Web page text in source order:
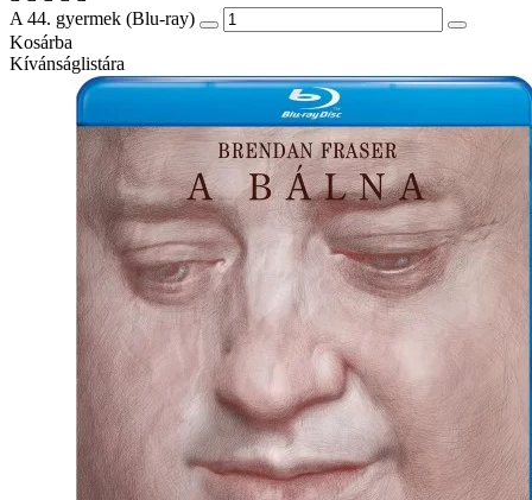
A 44. gyermek (Blu-ray)
Kosárba
Kívánságlistára